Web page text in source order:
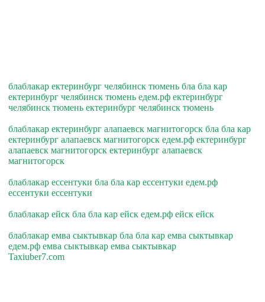
блаблакар ектеринбург челябинск тюмень бла бла кар
ектеринбург челябинск тюмень едем.рф ектеринбург
челябинск тюмень ектеринбург челябинск тюмень
блаблакар ектеринбург алапаевск магнитогорск бла бла кар
ектеринбург алапаевск магнитогорск едем.рф ектеринбург
алапаевск магнитогорск ектеринбург алапаевск
магнитогорск
блаблакар ессентуки бла бла кар ессентуки едем.рф
ессентуки ессентуки
блаблакар ейск бла бла кар ейск едем.рф ейск ейск
блаблакар емва сыктывкар бла бла кар емва сыктывкар
едем.рф емва сыктывкар емва сыктывкар
Taxiuber7.com